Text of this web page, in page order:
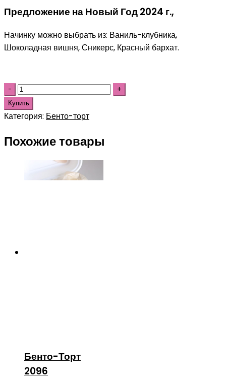
Предложение на Новый Год 2024 г.,
Начинку можно выбрать из: Ваниль-клубника,
Шоколадная вишня, Сникерс, Красный бархат.
Купить
Категория: Бенто-торт
Похожие товары
Бенто-Торт
2096